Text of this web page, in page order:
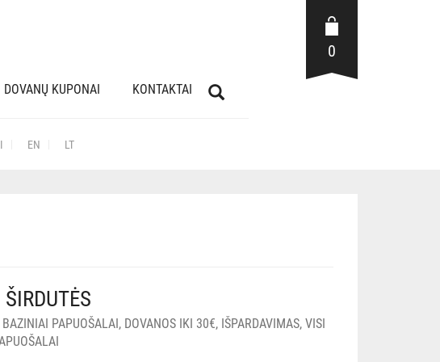
DOVANŲ KUPONAI KONTAKTAI
EN LT
0
BAZINIAI PAPUOŠALAI, DOVANOS IKI 30€, IŠPARDAVIMAS, VISI